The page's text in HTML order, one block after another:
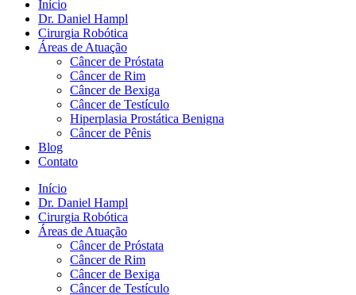
Início
Dr. Daniel Hampl
Cirurgia Robótica
Áreas de Atuação
Câncer de Próstata
Câncer de Rim
Câncer de Bexiga
Câncer de Testículo
Hiperplasia Prostática Benigna
Câncer de Pênis
Blog
Contato
Início
Dr. Daniel Hampl
Cirurgia Robótica
Áreas de Atuação
Câncer de Próstata
Câncer de Rim
Câncer de Bexiga
Câncer de Testículo